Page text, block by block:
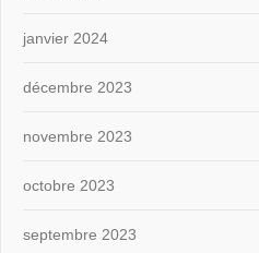
janvier 2024
décembre 2023
novembre 2023
octobre 2023
septembre 2023